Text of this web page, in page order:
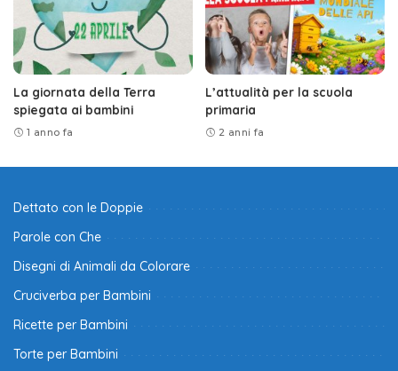
La giornata della Terra
spiegata ai bambini
1 anno fa
L’attualità per la scuola
primaria
2 anni fa
Dettato con le Doppie
Parole con Che
Disegni di Animali da Colorare
Cruciverba per Bambini
Ricette per Bambini
Torte per Bambini